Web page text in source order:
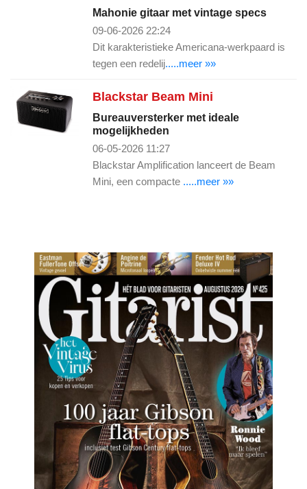
Mahonie gitaar met vintage specs
09-06-2026 22:24
Dit karakteristieke Americana-werkpaard is
tegen een redelij.....meer »»
Blackstar Beam Mini
Bureauversterker met ideale
mogelijkheden
06-05-2026 11:27
Blackstar Amplification lanceert de Beam
Mini, een compacte .....meer »»